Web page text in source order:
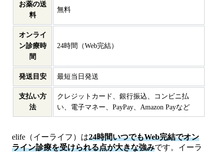
お薬の送
料
無料
オンライ
ン診療時
間
24時間（Web完結）
発送目安 最短当日発送
支払い方
法
クレジットカード、銀行振込、コンビニ払
い、電子マネー、PayPay、Amazon Payなど
elife（イーライフ）は24時間いつでもWeb完結でオン
ライン診療を受けられる点が大きな強みです。イーラ